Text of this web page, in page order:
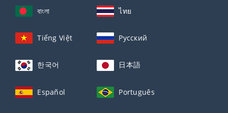
বাংলা ไทย
Tiếng Việt Русский
한국어 日本語
Español Português